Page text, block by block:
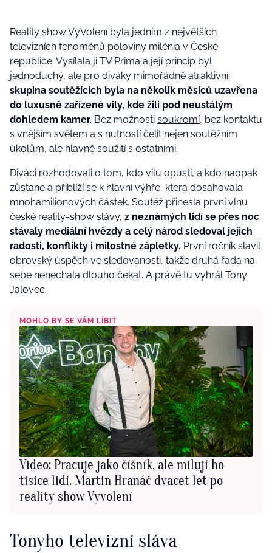
Reality show VyVolení byla jedním z největších
televizních fenoménů poloviny milénia v České
republice. Vysílala ji TV Prima a její princip byl
jednoduchý, ale pro diváky mimořádně atraktivní:
skupina soutěžících byla na několik měsíců uzavřena
do luxusně zařízené vily, kde žili pod neustálým
dohledem kamer. Bez možnosti soukromí, bez kontaktu
s vnějším světem a s nutností čelit nejen soutěžním
úkolům, ale hlavně soužití s ostatními.
Diváci rozhodovali o tom, kdo vilu opustí, a kdo naopak
zůstane a přiblíží se k hlavní výhře, která dosahovala
mnohamilionových částek. Soutěž přinesla první vlnu
české reality-show slávy, z neznámých lidí se přes noc
stávaly mediální hvězdy a celý národ sledoval jejich
radosti, konflikty i milostné zápletky. První ročník slavil
obrovský úspěch ve sledovanosti, takže druhá řada na
sebe nenechala dlouho čekat. A právě tu vyhrál Tony
Jalovec.
MOHLO BY SE VÁM LÍBIT
Video: Pracuje jako číšník, ale milují ho
tisíce lidí. Martin Hranáč dvacet let po
reality show Vyvolení
Tonyho televizní sláva